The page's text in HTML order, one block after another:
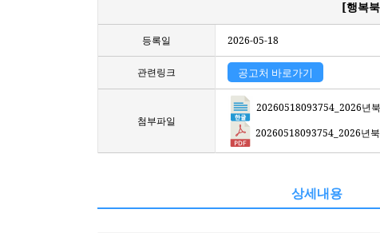
[행복
등록일 2026-05-18
관련링크 공고처 바로가기
첨부파일
20260518093754_2026년
20260518093754_2026년
상세내용